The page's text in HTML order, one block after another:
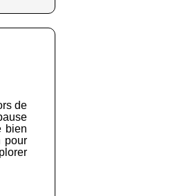
de
bien
pour